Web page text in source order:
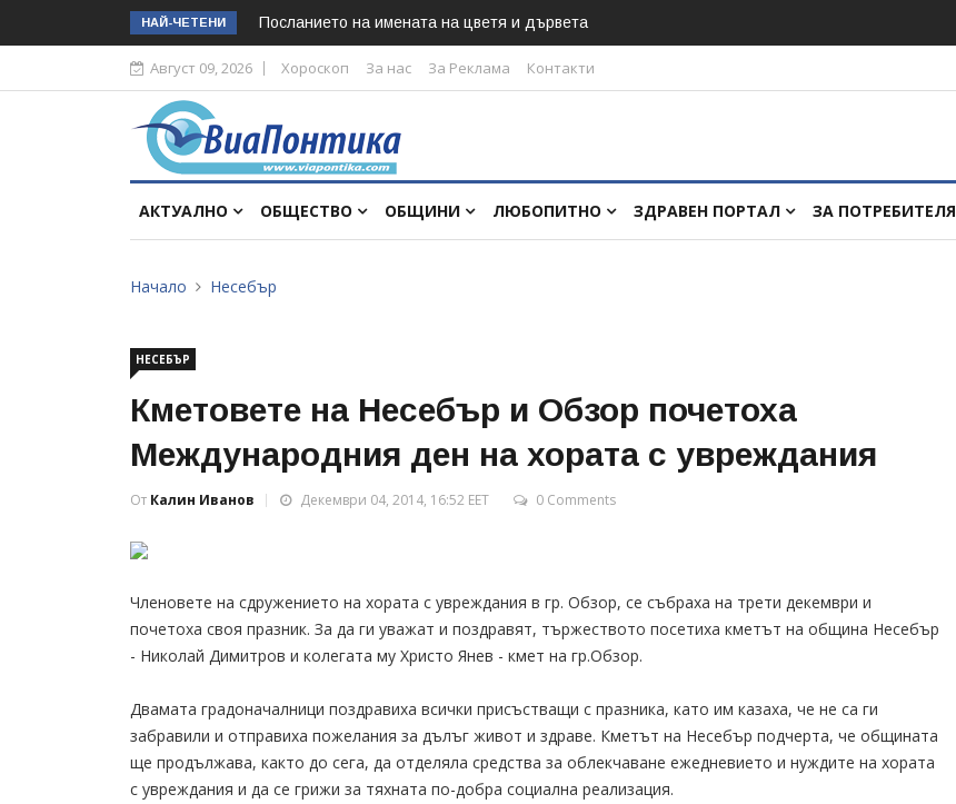
НАЙ-ЧЕТЕНИ Посланието на имената на цветя и дървета
Август 09, 2026 Хороскоп За нас За Реклама Контакти
АКТУАЛНО ОБЩЕСТВО ОБЩИНИ ЛЮБОПИТНО ЗДРАВЕН ПОРТАЛ ЗА ПОТРЕБИТЕЛЯ
Начало Несебър
НЕСЕБЪР
Кметовете на Несебър и Обзор почетоха
Международния ден на хората с увреждания
От Калин Иванов Декември 04, 2014, 16:52 EET 0 Comments
Членовете на сдружението на хората с увреждания в гр. Обзор, се събраха на трети декември и
почетоха своя празник. За да ги уважат и поздравят, тържеството посетиха кметът на община Несебър
- Николай Димитров и колегата му Христо Янев - кмет на гр.Обзор.
Двамата градоначалници поздравиха всички присъстващи с празника, като им казаха, че не са ги
забравили и отправиха пожелания за дълъг живот и здраве. Кметът на Несебър подчерта, че общината
ще продължава, както до сега, да отделяла средства за облекчаване ежедневието и нуждите на хората
с увреждания и да се грижи за тяхната по-добра социална реализация.